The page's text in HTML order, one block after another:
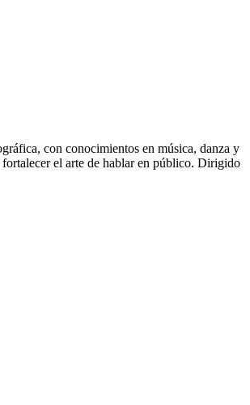
con conocimientos en música, danza y
el arte de hablar en público. Dirigido